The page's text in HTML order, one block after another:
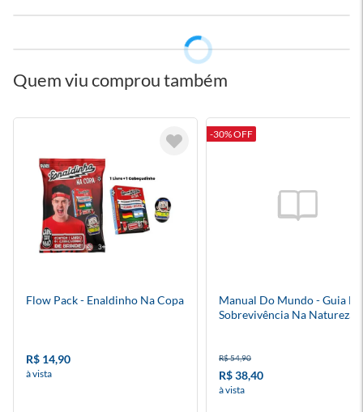
Quem viu comprou também
Flow Pack - Enaldinho Na Copa
R$ 14,90
à vista
-30% OFF
Manual Do Mundo - Guia De
Sobrevivência Na Natureza
R$ 54,90
R$ 38,40
à vista